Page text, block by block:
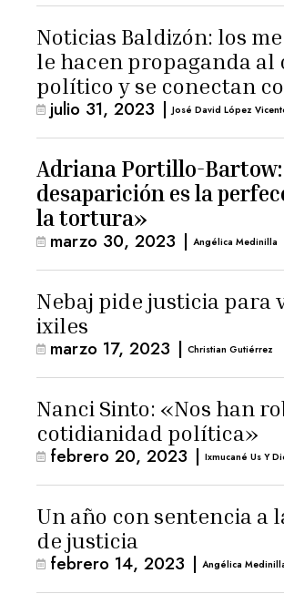
Noticias Baldizón: los
le hacen propaganda al
político y se conectan
hombre de confianza de
Giammattei
julio 31, 2023 | José David López
Adriana Portillo-Bartow:
desaparición es la
la tortura»
marzo 30, 2023 | Angélica Medinilla
Nebaj pide justicia para
ixiles
marzo 17, 2023 | Christian Gutiérrez
Nanci Sinto: «Nos han
cotidianidad política»
febrero 20, 2023 | Ixmucané Us Y
Un año con sentencia a
de justicia
febrero 14, 2023 | Angélica